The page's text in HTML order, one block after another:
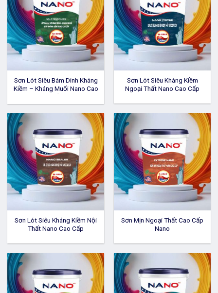
Sơn Lót Siêu Bám Dính Kháng
Kiềm – Kháng Muối Nano Cao
Sơn Lót Siêu Kháng Kiềm
Ngoại Thất Nano Cao Cấp
Sơn Lót Siêu Kháng Kiềm Nội
Thất Nano Cao Cấp
Sơn Mịn Ngoại Thất Cao Cấp
Nano